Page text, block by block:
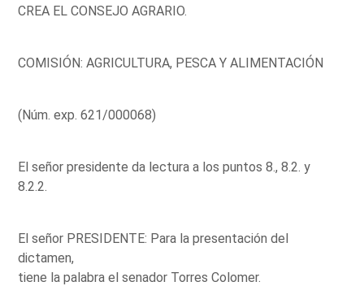
CREA EL CONSEJO AGRARIO.
COMISIÓN: AGRICULTURA, PESCA Y ALIMENTACIÓN
(Núm. exp. 621/000068)
El señor presidente da lectura a los puntos 8., 8.2. y
8.2.2.
El señor PRESIDENTE: Para la presentación del
dictamen,
tiene la palabra el senador Torres Colomer.